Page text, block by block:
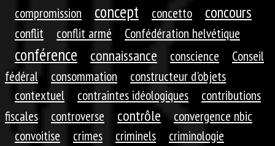
compromission concept concetto concours
conflit conflit armé Confédération helvétique
conférence connaissance conscience
Conseil
fédéral
consommation
constructeur d'objets
contextuel
contraintes idéologiques
contributions
fiscales
controverse contrôle
convergence nbic
convoitise
crimes criminels criminologie